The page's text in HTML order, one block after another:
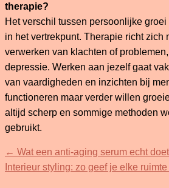
therapie?
Het verschil tussen persoonlijke groei
in het vertrekpunt. Therapie richt zich
verwerken van klachten of
depressie. Werken aan jezelf gaat
van vaardigheden en inzichten bij
functioneren maar verder willen
altijd scherp en sommige methoden
gebruikt.
← Wat een anti-aging serum echt
Interieur styling: zo geef je elke